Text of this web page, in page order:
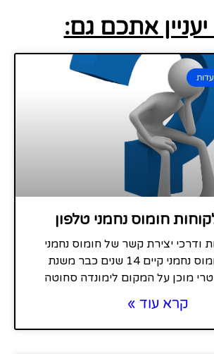
יעניין אתכם גם:
חומוס נחמני טלפון
ודרכי יצירת קשר של חומוס נחמני
דף הבית חומוס נחמני קיים 14 שנים כבר משנת
קרא עוד »